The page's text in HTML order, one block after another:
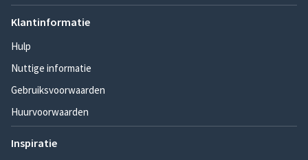
Klantinformatie
Hulp
Nuttige informatie
Gebruiksvoorwaarden
Huurvoorwaarden
Inspiratie